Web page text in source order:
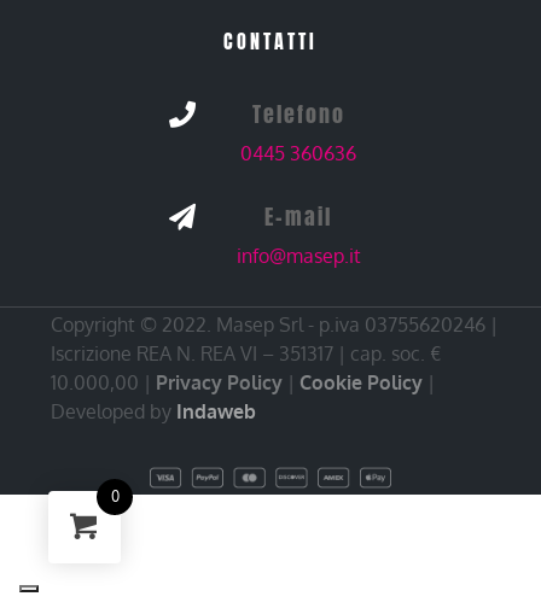
CONTATTI
 Telefono
0445 360636
 E-mail
info@masep.it
Copyright © 2022. Masep Srl - p.iva 03755620246 |
Iscrizione REA N. REA VI – 351317 | cap. soc. €
10.000,00 | Privacy Policy | Cookie Policy |
Developed by Indaweb
0